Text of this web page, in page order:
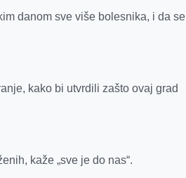
danom sve više bolesnika, i da se
kako bi utvrdili zašto ovaj grad
kaže „sve je do nas“.